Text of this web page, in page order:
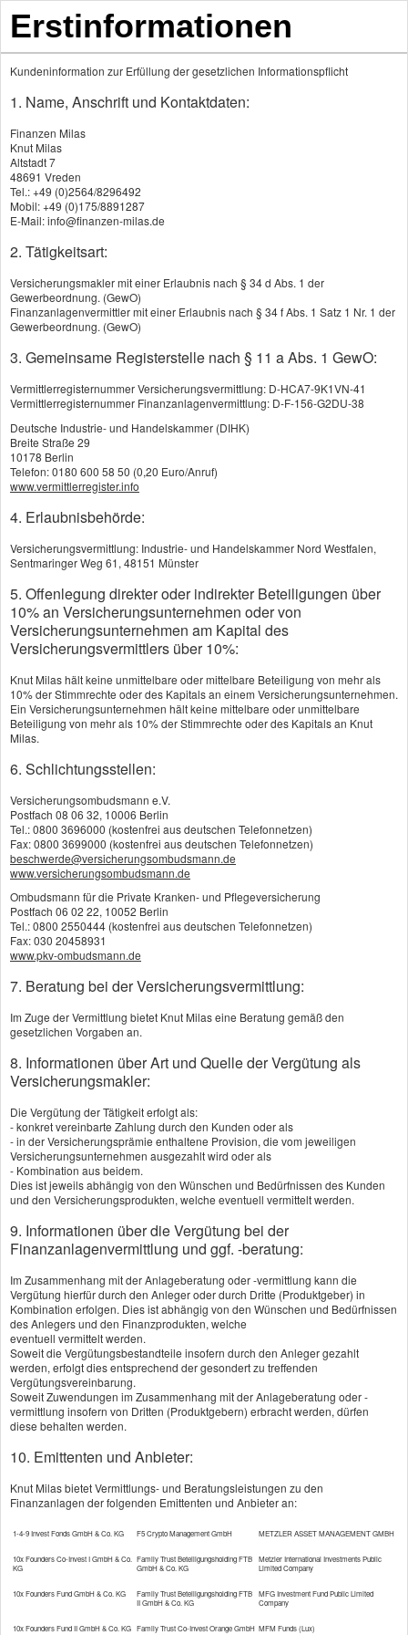
Produkte
Gewerbeversicherung
Gewerbe-Rechtsschutz
Betriebs-Inhaltsversicherung
Betriebshaftpflichtversicherung
Gewerbeversicherung
Richtig versichert als
Existenzgründer
Das unternehmerische Risiko, das Sie als
Selbständiger tragen, kann Ihnen niemand
mit den richtigen Firmenversicherungen aber
vorsorgen.
Einsteigertarife für Existenzgründer an. Ihr
wichtigstes Kapital gerade am Anfang ist Ihre
vorzeitiger Berufs­unfähig­keit legen.
Als Selbstständiger erwirbt man in der Regel
keinen Anspruch auf eine gesetzliche Rente -
beginnen Sie frühzeitig damit, mit einer privaten
Rentenversicherung eigenverantwortlich für Ihren
Ruhestand vorzusorgen.
Sparen Sie Beiträge
bei Haft­pflicht- und Sachversicherungen der
Abschluss kurzfristiger Verträge sinnvoll: am
besten durch Jahresverträge mit der Option auf
Verlängerung, wenn nicht vor Vertragsende
gekündigt wird.
Für Maßnahmen zur Schadensverhütung
gewähren die Versicherer übrigens
Prämienrabatte: z.B. für Alarm-, Feuermelde-,
Sprinkler- oder Löschanlagen. Die Vereinbarung,
kleinere Schäden aus eigener Tasche zu zahlen,
spart in der Regel ebenfalls Geld
Mehr zum Thema:
·Firmenversicherungen
·Existenzgründer-Absicherung
·Information und Beratung
Erstinformationen
Kundeninformation zur Erfüllung der gesetzlichen Informationspflicht
1. Name, Anschrift und Kontaktdaten:
Finanzen Milas
Knut Milas
Altstadt 7
48691 Vreden
Tel.: +49 (0)2564/8296492
Mobil: +49 (0)175/8891287
E-Mail: info@finanzen-milas.de
2. Tätigkeitsart:
Versicherungsmakler mit einer Erlaubnis nach § 34 d Abs. 1 der
Gewerbeordnung. (GewO)
Finanzanlagenvermittler mit einer Erlaubnis nach § 34 f Abs. 1 Satz 1 Nr. 1 der
Gewerbeordnung. (GewO)
3. Gemeinsame Registerstelle nach § 11 a Abs. 1 GewO:
Vermittlerregisternummer Versicherungsvermittlung: D-HCA7-9K1VN-41
Vermittlerregisternummer Finanzanlagenvermittlung: D-F-156-G2DU-38
Deutsche Industrie- und Handelskammer (DIHK)
Breite Straße 29
10178 Berlin
Telefon: 0180 600 58 50 (0,20 Euro/Anruf)
www.vermittlerregister.info
4. Erlaubnisbehörde:
Versicherungsvermittlung: Industrie- und Handelskammer Nord Westfalen,
Sentmaringer Weg 61, 48151 Münster
5. Offenlegung direkter oder indirekter Beteiligungen über
10% an Versicherungsunternehmen oder von
Versicherungsunternehmen am Kapital des
Versicherungsvermittlers über 10%:
Knut Milas hält keine unmittelbare oder mittelbare Beteiligung von mehr als
10% der Stimmrechte oder des Kapitals an einem Versicherungsunternehmen.
Ein Versicherungsunternehmen hält keine mittelbare oder unmittelbare
Beteiligung von mehr als 10% der Stimmrechte oder des Kapitals an Knut
Milas.
6. Schlichtungsstellen:
Versicherungsombudsmann e.V.
Postfach 08 06 32, 10006 Berlin
Tel.: 0800 3696000 (kostenfrei aus deutschen Telefonnetzen)
Fax: 0800 3699000 (kostenfrei aus deutschen Telefonnetzen)
beschwerde@versicherungsombudsmann.de
www.versicherungsombudsmann.de
Ombudsmann für die Private Kranken- und Pflegeversicherung
Postfach 06 02 22, 10052 Berlin
Tel.: 0800 2550444 (kostenfrei aus deutschen Telefonnetzen)
Fax: 030 20458931
www.pkv-ombudsmann.de
7. Beratung bei der Versicherungsvermittlung:
Im Zuge der Vermittlung bietet Knut Milas eine Beratung gemäß den
gesetzlichen Vorgaben an.
8. Informationen über Art und Quelle der Vergütung als
Versicherungsmakler:
Die Vergütung der Tätigkeit erfolgt als:
- konkret vereinbarte Zahlung durch den Kunden oder als
- in der Versicherungsprämie enthaltene Provision, die vom jeweiligen
Versicherungsunternehmen ausgezahlt wird oder als
- Kombination aus beidem.
Dies ist jeweils abhängig von den Wünschen und Bedürfnissen des Kunden
und den Versicherungsprodukten, welche eventuell vermittelt werden.
9. Informationen über die Vergütung bei der
Finanzanlagenvermittlung und ggf. -beratung:
Im Zusammenhang mit der Anlageberatung oder -vermittlung kann die
Vergütung hierfür durch den Anleger oder durch Dritte (Produktgeber) in
Kombination erfolgen. Dies ist abhängig von den Wünschen und Bedürfnissen
des Anlegers und den Finanzprodukten, welche
eventuell vermittelt werden.
Soweit die Vergütungsbestandteile insofern durch den Anleger gezahlt
werden, erfolgt dies entsprechend der gesondert zu treffenden
Vergütungsvereinbarung.
Soweit Zuwendungen im Zusammenhang mit der Anlageberatung oder -
vermittlung insofern von Dritten (Produktgebern) erbracht werden, dürfen
diese behalten werden.
10. Emittenten und Anbieter:
Knut Milas bietet Vermittlungs- und Beratungsleistungen zu den
Finanzanlagen der folgenden Emittenten und Anbieter an:
1-4-9 Invest Fonds GmbH & Co. KG F5 Crypto Management GmbH METZLER ASSET MANAGEMENT GMBH
10x Founders Co-Invest I GmbH & Co.
KG
Family Trust Beteiligungsholding FTB
GmbH & Co. KG
Metzler International Investments Public
Limited Company
10x Founders Fund GmbH & Co. KG
Family Trust Beteiligungsholding FTB
II GmbH & Co. KG
MFG Investment Fund Public Limited
Company
10x Founders Fund II GmbH & Co. KG Family Trust Co-Invest Orange GmbH MFM Funds (Lux)